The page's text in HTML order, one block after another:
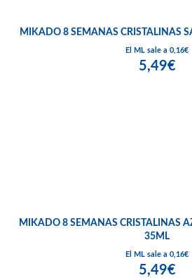
MIKADO 8 SEMANAS CRISTALINAS
El ML sale a 0,16€
5,49€
MIKADO 8 SEMANAS CRISTALINAS
35ML
El ML sale a 0,16€
5,49€